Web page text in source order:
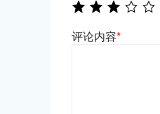
评论内容*